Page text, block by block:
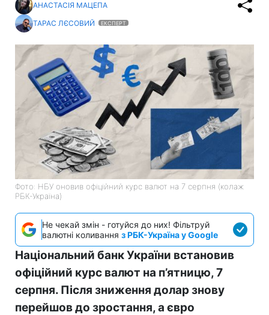
АНАСТАСІЯ МАЦЕПА
ТАРАС ЛЄСОВИЙ
ЕКСПЕРТ
Фото: НБУ оновив офіційний курс валют на 7 серпня (колаж
РБК-Україна)
Не чекай змін - готуйся до них! Фільтруй
валютні коливання з РБК-Україна у Google
Національний банк України встановив
офіційний курс валют на п’ятницю, 7
серпня. Після зниження долар знову
перейшов до зростання, а євро